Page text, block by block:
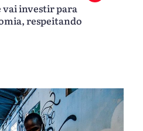
vai investir para
respeitando